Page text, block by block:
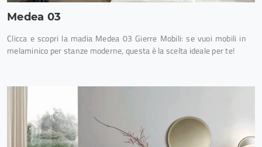
Medea 03
Clicca e scopri la madia Medea 03 Gierre Mobili: se vuoi mobili in
melaminico per stanze moderne, questa è la scelta ideale per te!